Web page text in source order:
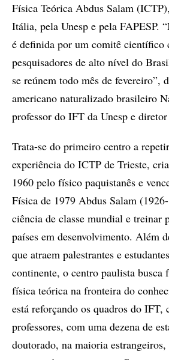
Física Teórica Abdus Salam
Itália, pela Unesp e pela FAPESP.
é definida por um comitê científico
pesquisadores de alto nível do
se reúnem todo mês de fevereiro”,
americano naturalizado brasileiro
professor do IFT da Unesp e
Trata-se do primeiro centro a
experiência do ICTP de Trieste,
1960 pelo físico paquistanês e
Física de 1979 Abdus Salam
ciência de classe mundial e treinar
países em desenvolvimento. Além
que atraem palestrantes e
continente, o centro paulista busca
física teórica na fronteira do
está reforçando os quadros do IFT,
professores, com uma dezena de
doutorado, na maioria